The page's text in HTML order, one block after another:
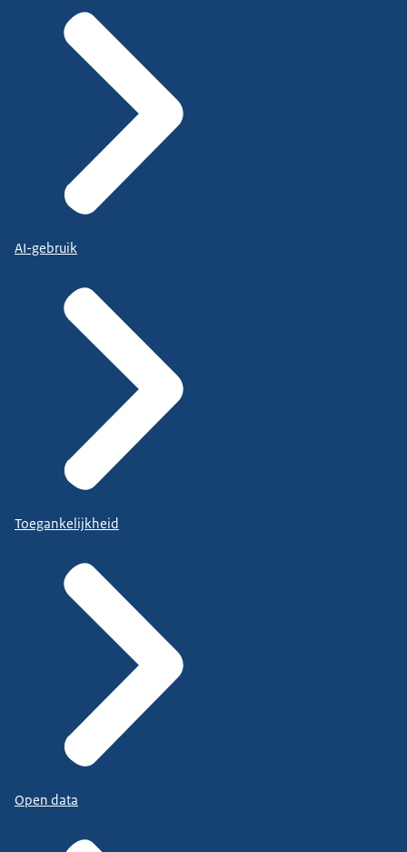
AI-gebruik
Toegankelijkheid
Open data